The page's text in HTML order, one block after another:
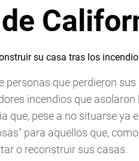
que perdieron
incendios que
pese a no situarse ya
para aquellos que,
o reconstruir sus casas.